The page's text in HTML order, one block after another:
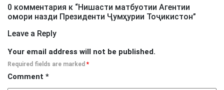
0 комментария к “Нишасти матбуотии Агентии
омори назди Президенти Ҷумҳурии Тоҷикистон”
Leave a Reply
Your email address will not be published.
Required fields are marked *
Comment *